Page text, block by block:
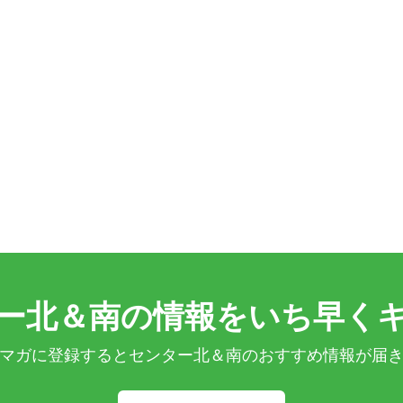
北＆南の情報をいち早く
ガに登録するとセンター北＆南のおすすめ情報が届